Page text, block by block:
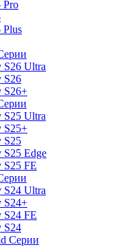
Pro
Plus
S26 Ultra
S26
S26+
S25 Ultra
S25+
S25
S25 Edge
S25 FE
S24 Ultra
S24+
S24 FE
S24
Серии